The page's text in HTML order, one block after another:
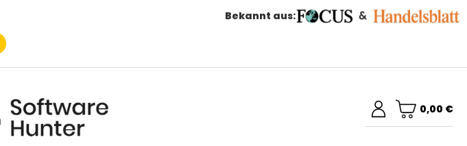
Bekannt aus:
0,00 €